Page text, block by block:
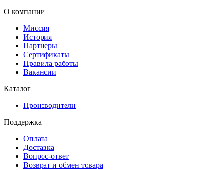
О компании
Миссия
История
Партнеры
Сертификаты
Правила работы
Вакансии
Каталог
Производители
Поддержка
Оплата
Доставка
Вопрос-ответ
Возврат и обмен товара